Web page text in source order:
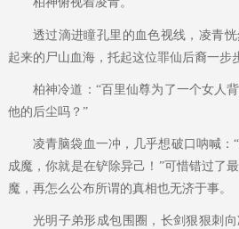
透过滴进瞳孔里的血色视线，凌青
起来的尸山血海，托起这位罪仙后裔一步
柏神冷道：“百里仙尊为了一个女人
他的后尘吗？”
凌青脑袋血一冲，几乎想破口呐喊：
成魔，你就是在铲除异己！”可惜错过了
魔，再怎么公布所谓的真相也无济于事。
光明子弟形成包围圈，长剑狠狠刺